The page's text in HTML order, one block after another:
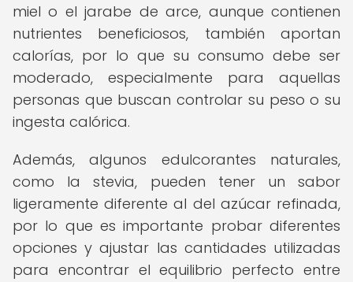
miel o el jarabe de arce, aunque contienen
nutrientes beneficiosos, también aportan
calorías, por lo que su consumo debe ser
moderado, especialmente para aquellas
personas que buscan controlar su peso o su
ingesta calórica.
Además, algunos edulcorantes naturales,
como la stevia, pueden tener un sabor
ligeramente diferente al del azúcar refinada,
por lo que es importante probar diferentes
opciones y ajustar las cantidades utilizadas
para encontrar el equilibrio perfecto entre